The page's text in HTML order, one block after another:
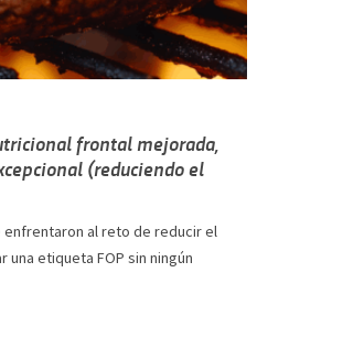
frontal mejorada,
(reduciendo el
al reto de reducir el
etiqueta FOP sin ningún